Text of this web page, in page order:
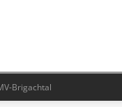
Brigachtal